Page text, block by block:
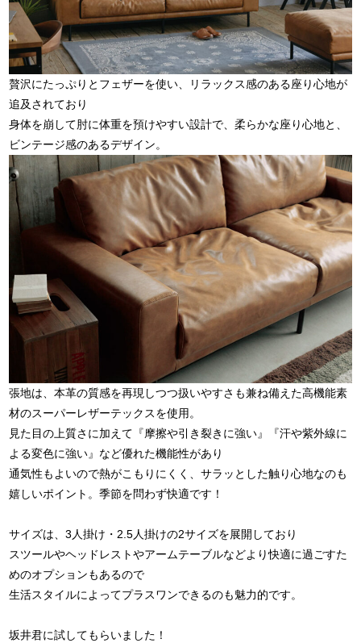
贅沢にたっぷりとフェザーを使い、リラックス感のある座り心地が
追及されており
身体を崩して肘に体重を預けやすい設計で、柔らかな座り心地と、
ビンテージ感のあるデザイン。
張地は、本革の質感を再現しつつ扱いやすさも兼ね備えた高機能素
材のスーパーレザーテックスを使用。
見た目の上質さに加えて『摩擦や引き裂きに強い』『汗や紫外線に
よる変色に強い』など優れた機能性があり
通気性もよいので熱がこもりにくく、サラッとした触り心地なのも
嬉しいポイント。季節を問わず快適です！
サイズは、3人掛け・2.5人掛けの2サイズを展開しており
スツールやヘッドレストやアームテーブルなどより快適に過ごすた
めのオプションもあるので
生活スタイルによってプラスワンできるのも魅力的です。
坂井君に試してもらいました！